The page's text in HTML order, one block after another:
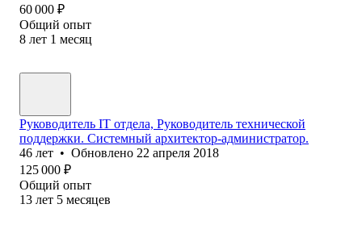
60 000 ₽
Общий опыт
8 лет 1 месяц
Руководитель IT отдела, Руководитель технической
поддержки. Системный архитектор-администратор.
46 лет • Обновлено 22 апреля 2018
125 000 ₽
Общий опыт
13 лет 5 месяцев